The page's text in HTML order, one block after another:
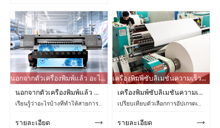
นอกจากตัวเครื่องพิมพ์แล้ว อะไรบ้างที่ทำให้สายการผลิตการพิมพ์แบบระเหิดช้าลง?
นอกจากตัวเครื่องพิมพ์แล้ว อะไรบ้างที่ทำให้สายการผลิตการพิมพ์แบบระเหิดช้าลง?
เรียนรู้ว่าอะไรบ้างที่ทำให้สายการผลิตการพิมพ์แบบระเหิดช้าลง นอกเหนือจากความเร็วของเครื่องพิมพ์แล้ว ยังรวมถึงตั้งแต่การอบแห้งและการจ่ายหมึก ไปจนถึงโหมดการทำงาน ความจุในการถ่ายโอน และการบำรุงรักษา
รายละเอียด
เครื่องพิมพ์ซับลิเมชั่นความเร็วสูงคุ้มค่าที่จะอัพเกรดสำหรับงานสั่งทำสิ่งทอจำนวนมากหรือไม่?
เครื่องพิมพ์ซับลิเมชั่นความเร็วสูงคุ้มค่าที่จะอัพเกรดสำหรับงานสั่งทำสิ่งทอจำนวนมากหรือไม่?
เปรียบเทียบตัวเลือกการอัปเกรดเครื่องพิมพ์ซับลิเมชั่นความเร็วสูงสำหรับงานพิมพ์สิ่งทอจำนวนมาก รวมถึงความกว้างในการพิมพ์ ความเร็วในการผ่านแต่ละรอบการพิมพ์ ปริมาณหมึก การบำรุงรักษา และผลลัพธ์ที่เสถียร
รายละเอียด